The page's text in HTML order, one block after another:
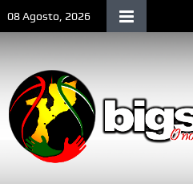
08 Agosto, 2026